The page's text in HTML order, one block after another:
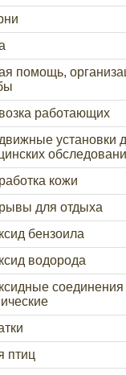
помощь,
работающих
установки
кожи
для отдыха
бензоила
водорода
соединения
птиц